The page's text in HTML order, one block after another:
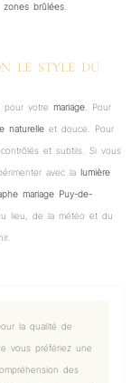
zones brûlées
LE STYLE DU
votre mariage. Pour
naturelleet douce. Pour
et subtils. Si vous
avec la lumière
mariage Puy-de-
lieu, de la météo et du
la qualité de
vous préfériez une
des